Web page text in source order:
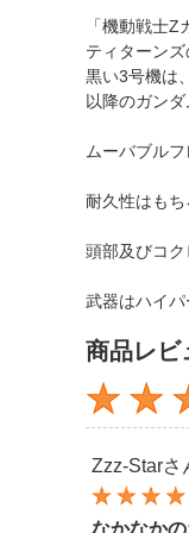
「機動戦士Z
ティターン
黒い3号機は
以降のガン
ムーバブル
耐久性はも
頭部及びコ
武器はハイ
商品レビ
Zzz-Starさ